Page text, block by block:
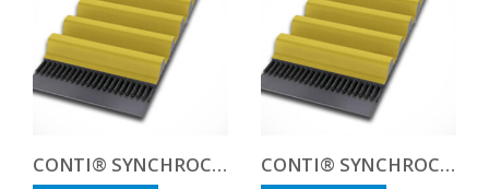
CONTI® SYNCHROCHAIN CARBON CTD 14M 1260 20 C CONTI® SYNCHROCHAIN CARBON CTD 14M 1260 37 C